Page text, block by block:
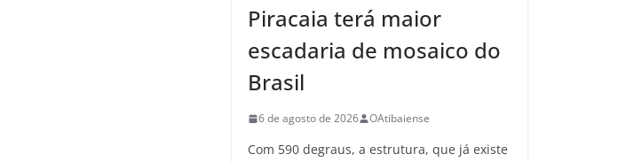
Piracaia terá maior
escadaria de mosaico do
Brasil
6 de agosto de 2026 OAtibaiense
Com 590 degraus, a estrutura, que já existe